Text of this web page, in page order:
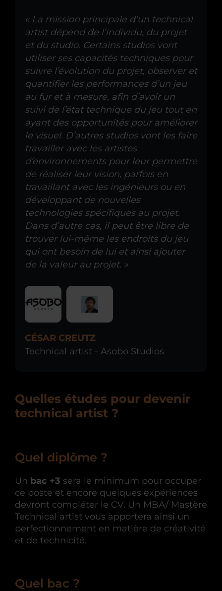
« La mission principale d’un technical
artist dépend de l’individu, du projet
et du studio. Certains studios vont
utiliser ses capacités techniques pour
suivre l’évolution du projet, observer et
quantifier les performances d’un jeu
au fur et à mesure, afin d’avoir un
suivi de l’état technique du jeu tout en
ayant des opportunités pour améliorer
le visuel. D’autres studios vont les faire
travailler avec les artistes
d’environnements pour leur permettre
de réaliser leur vision, parfois en
travaillant avec les ingénieurs ou en
développant de nouvelles
technologies spécifiques au projet.
Dans d’autre cas, il peut être libre de
trouver lui-même les endroits du jeu
qui ont besoin de lui et ainsi ajouter
de la valeur au projet. »
CÉSAR CREUTZ
Technical artist - Asobo Studios
Quelles études pour devenir
technical artist ?
Quel diplôme ?
Un bac +3 sera le minimum pour occuper
ce poste et encore quelques expériences
devront compléter le CV. Un MBA/ Mastère
Technical artist vous apportera ainsi un
perfectionnement en matière de créativité
et de technicité.
Quel bac ?